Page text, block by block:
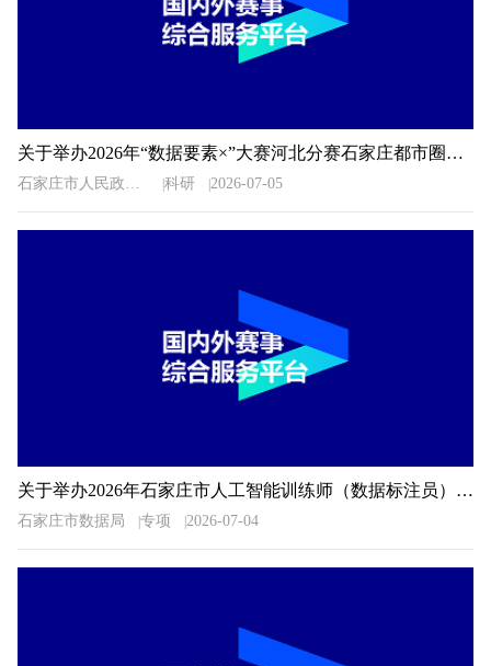
关于举办2026年“数据要素×”大赛河北分赛石家庄都市圈地方赛的通知
石家庄市人民政府办公室 科研 2026-07-05
关于举办2026年石家庄市人工智能训练师（数据标注员）职业技能大赛的通知
石家庄市数据局 专项 2026-07-04